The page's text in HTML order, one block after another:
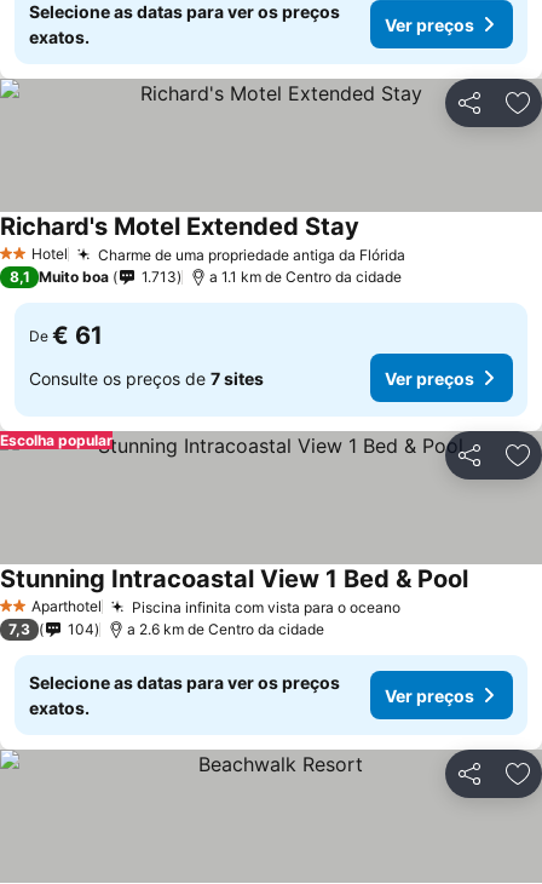
Selecione as datas para ver os preços
exatos.
Ver preços
Partilhar
2 Estrelas
Hotel Charme de uma propriedade antiga da Flórida
Richard's Motel Extended Stay
8,1 Muito boa 1.713 a 1.1 km de Centro da cidade
De € 61
Consulte os preços de 7 sites Ver preços
Partilhar
Escolha popular
2 EstrelasAparthotel Piscina infinita com vista para o oceano
Stunning Intracoastal View 1 Bed & Pool
7,3 104 a 2.6 km de Centro da cidade
Selecione as datas para ver os preços
exatos.
Ver preços
Partilhar